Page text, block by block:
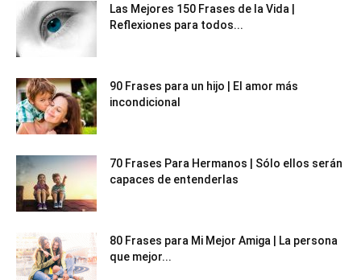
Las Mejores 150 Frases de la Vida |
Reflexiones para todos...
90 Frases para un hijo | El amor más
incondicional
70 Frases Para Hermanos | Sólo ellos serán
capaces de entenderlas
80 Frases para Mi Mejor Amiga | La persona
que mejor...